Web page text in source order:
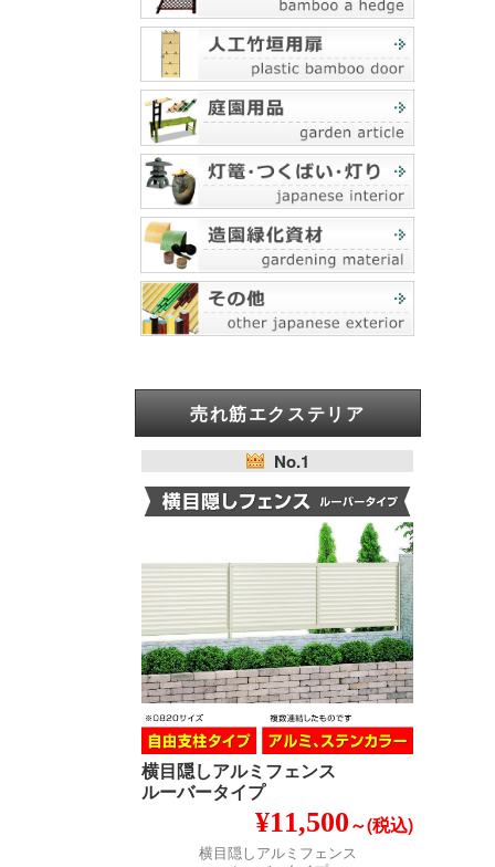
売れ筋エクステリア
No.1
横目隠しアルミフェンス
ルーバータイプ
¥11,500～(税込)
横目隠しアルミフェンス